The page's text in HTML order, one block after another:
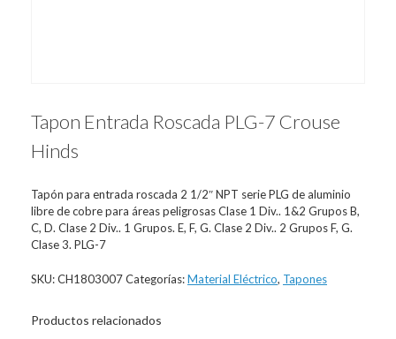
Tapon Entrada Roscada PLG-7 Crouse
Hinds
Tapón para entrada roscada 2 1/2″ NPT serie PLG de aluminio
libre de cobre para áreas peligrosas Clase 1 Div.. 1&2 Grupos B,
C, D. Clase 2 Div.. 1 Grupos. E, F, G. Clase 2 Div.. 2 Grupos F, G.
Clase 3. PLG-7
SKU:CH1803007Categorías:Material Eléctrico, Tapones
Productos relacionados